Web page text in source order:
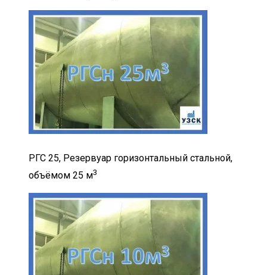
РГС 25, Резервуар горизонтальный стальной,
объёмом 25 м3